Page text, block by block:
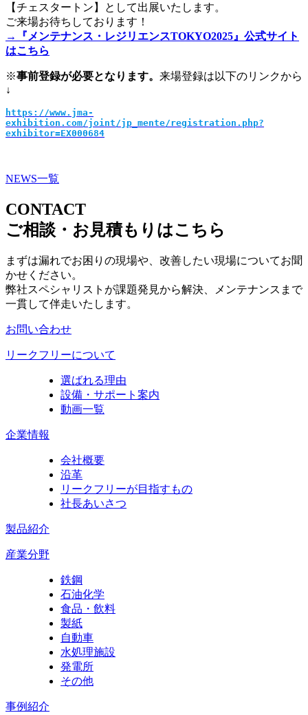
【チェスタートン】として出展いたします。
ご来場お待ちしております！
→『メンテナンス・レジリエンスTOKYO2025』公式サイト
はこちら
※事前登録が必要となります。 来場登録は以下のリンクから
↓
https://www.jma-
exhibition.com/joint/jp_mente/registration.php?
exhibitor=EX000684
NEWS一覧
CONTACT
ご相談・お見積もりはこちら
まずは漏れでお困りの現場や、改善したい現場についてお聞
かせください。
弊社スペシャリストが課題発見から解決、メンテナンスまで
一貫して伴走いたします。
お問い合わせ
リークフリーについて
選ばれる理由
設備・サポート案内
動画一覧
企業情報
会社概要
沿革
リークフリーが目指すもの
社長あいさつ
製品紹介
産業分野
鉄鋼
石油化学
食品・飲料
製紙
自動車
水処理施設
発電所
その他
事例紹介